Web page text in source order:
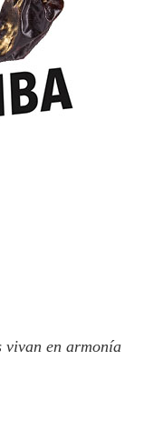
vivan en armonía